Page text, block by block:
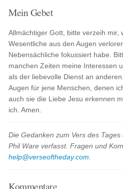
Mein Gebet
Allmächtiger Gott, bitte verzeih mir,
Wesentliche aus den Augen
Nebensächliche fokussiert habe.
manchen Zeiten meine Interessen
als der liebevolle Dienst an
Augen für jene Menschen, denen
auch sie die Liebe Jesu erkennen
ich. Amen.
Die Gedanken zum Vers des
Phil Ware verfasst. Fragen und
help@verseoftheday.com
Kommentare